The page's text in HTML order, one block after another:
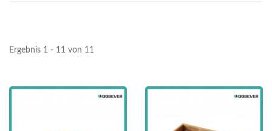
Ergebnis 1 - 11 von 11